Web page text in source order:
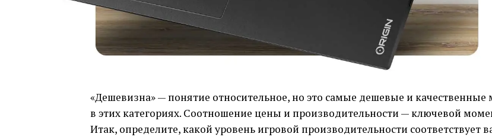
«Дешевизна» — понятие относительное, но это самые дешевые и качественные
в этих категориях. Соотношение цены и производительности — ключевой
Итак, определите, какой уровень игровой производительности соответствует